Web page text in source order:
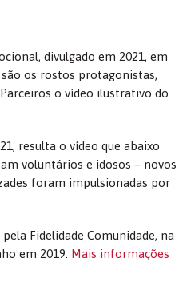
divulgado em 2021, em
os rostos protagonistas,
o vídeo ilustrativo do
resulta o vídeo que abaixo
voluntários e idosos – novos
foram impulsionadas por
Fidelidade Comunidade, na
em 2019. Mais informações